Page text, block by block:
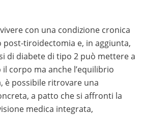
con una condizione cronica
post-tiroidectomia e, in aggiunta,
di diabete di tipo 2 può mettere a
corpo ma anche l’equilibrio
è possibile ritrovare una
a patto che si affronti la
medica integrata,